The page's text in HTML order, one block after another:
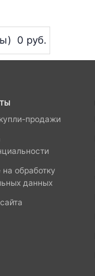
0 руб.
продажи
на обработку
данных